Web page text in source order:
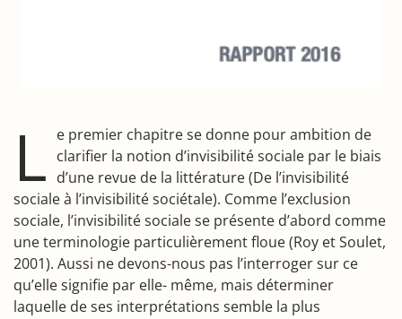
L e premier chapitre se donne pour ambition de
clarifier la notion d’invisibilité sociale par le biais
d’une revue de la littérature (De l’invisibilité
sociale à l’invisibilité sociétale). Comme l’exclusion
sociale, l’invisibilité sociale se présente d’abord comme
une terminologie particulièrement floue (Roy et Soulet,
2001). Aussi ne devons-nous pas l’interroger sur ce
qu’elle signifie par elle- même, mais déterminer
laquelle de ses interprétations semble la plus